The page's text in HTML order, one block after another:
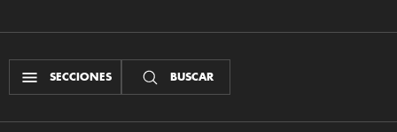
SECCIONES BUSCAR